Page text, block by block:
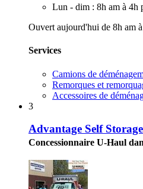
Lun - dim : 8h am à 4h
Ouvert aujourd'hui de 8h am
Services
Camions de
Remorques et
Accessoires de
3
Advantage Self Storage
Concessionnaire U-Haul